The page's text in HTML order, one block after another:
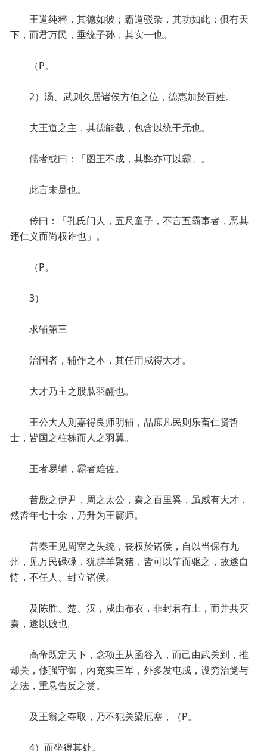
王道纯粹，其德如彼；霸道驳杂，其功如此；俱有天
下，而君万民，垂统子孙，其实一也。
（P。
2）汤、武则久居诸侯方伯之位，德惠加於百姓。
夫王道之主，其德能载，包含以统干元也。
儒者或曰：「图王不成，其弊亦可以霸」。
此言未是也。
传曰：「孔氏门人，五尺童子，不言五霸事者，恶其
违仁义而尚权诈也」。
（P。
3）
求辅第三
治国者，辅作之本，其任用咸得大才。
大才乃主之股肱羽翮也。
王公大人则嘉得良师明辅，品庶凡民则乐畜仁贤哲
士，皆国之柱栋而人之羽翼。
王者易辅，霸者难佐。
昔殷之伊尹，周之太公，秦之百里奚，虽咸有大才，
然皆年七十余，乃升为王霸师。
昔秦王见周室之失统，丧权於诸侯，自以当保有九
州，见万民碌碌，犹群羊聚猪，皆可以竿而驱之，故遂自
恃，不任人、封立诸侯。
及陈胜、楚、汉，咸由布衣，非封君有土，而并共灭
秦，遂以败也。
高帝既定天下，念项王从函谷入，而己由武关到，推
却关，修强守御，內充实三军，外多发屯戍，设穷治党与
之法，重悬告反之赏。
及王翁之夺取，乃不犯关梁厄塞，（P。
4）而坐得其处。